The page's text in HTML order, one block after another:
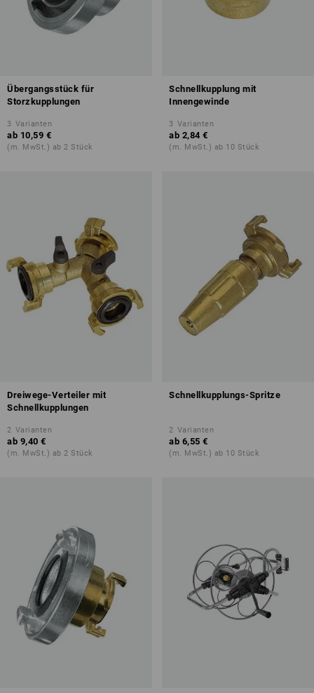
Übergangsstück für
Storzkupplungen
3 Varianten
ab 10,59 €
(m. MwSt.) ab 2 Stück
Schnellkupplung mit
Innengewinde
3 Varianten
ab 2,84 €
(m. MwSt.) ab 10 Stück
Dreiwege-Verteiler mit
Schnellkupplungen
2 Varianten
ab 9,40 €
(m. MwSt.) ab 2 Stück
Schnellkupplungs-Spritze
2 Varianten
ab 6,55 €
(m. MwSt.) ab 10 Stück